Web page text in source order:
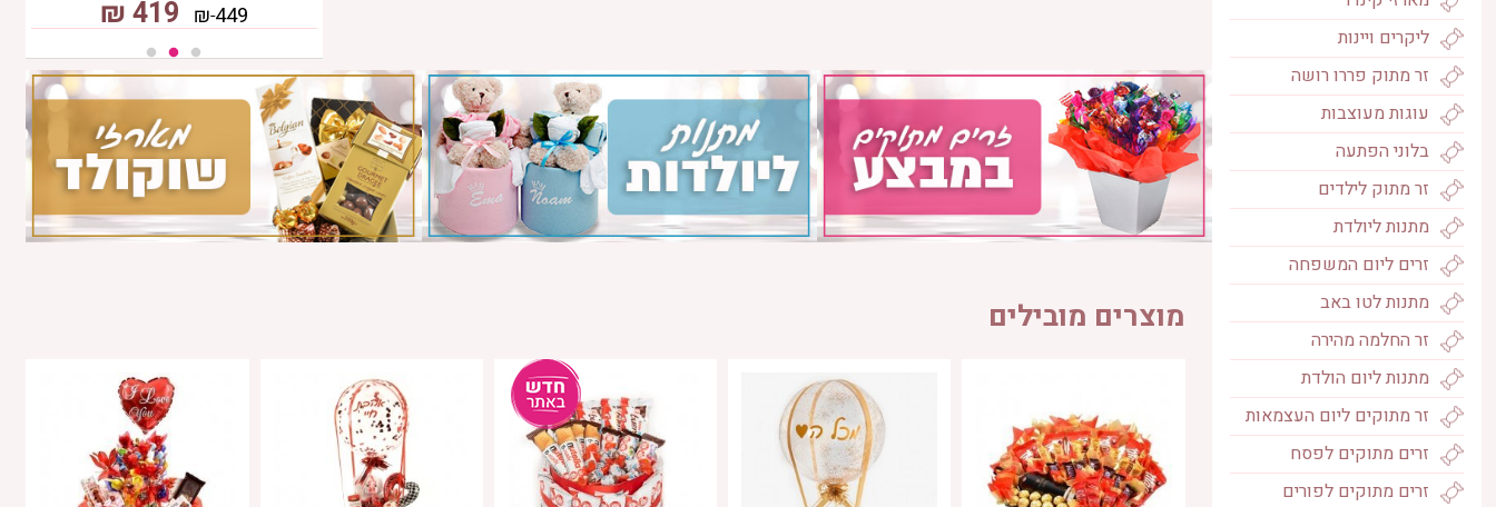
ליקרים ויינות
זר מתוק פררו רושה
עוגות מעוצבות
בלוני הפתעה
זר מתוק לילדים
מתנות ליולדת
זרים ליום המשפחה
מתנות לטו באב
זר החלמה מהירה
מתנות ליום הולדת
זר מתוקים ליום העצמאות
זרים מתוקים לפסח
זרים מתוקים לפורים
₪309
מוצרים מובילים